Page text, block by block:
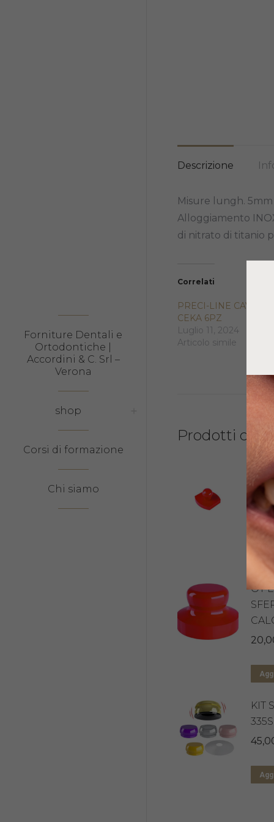
Forniture Dentali e
Ortodontiche |
Accordini & C. Srl –
Verona
shop
Corsi di formazione
Chi siamo
Descrizione
Misure lungh.
Alloggiamento
di nitrato di titanio
Correlati
PRECI-LINE
CEKA 6PZ
Luglio 11, 2024
Articolo simile
Prodotti
OT
OT
KIT